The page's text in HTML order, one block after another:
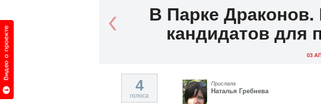
В Парке
кандидатов для
03
4
голоса
Прислала
Наталья Гребнева